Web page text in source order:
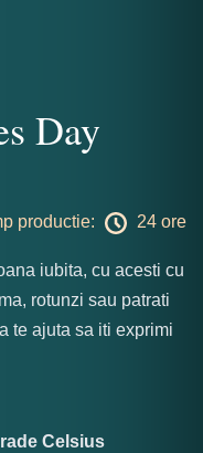
Day
productie: 24 ore
iubita, cu acesti cu
rotunzi sau patrati
te ajuta sa iti exprimi
Celsius